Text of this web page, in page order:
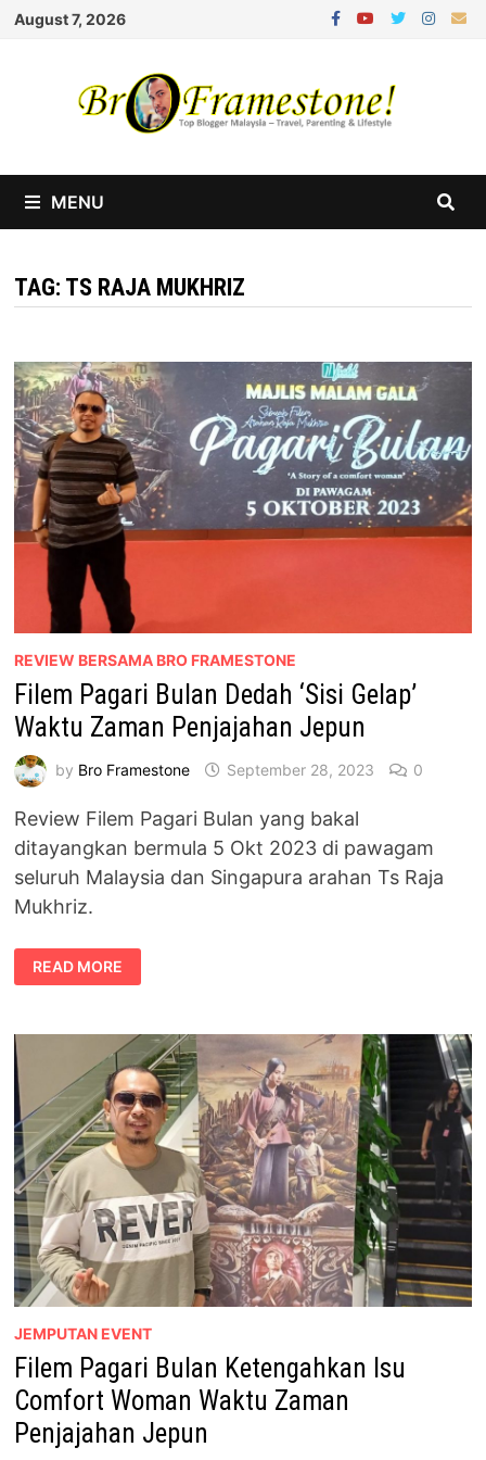
Skip
August 7, 2026
MENU
TAG: TS RAJA MUKHRIZ
REVIEW BERSAMA BRO FRAMESTONE
Filem Pagari Bulan Dedah ‘Sisi Gelap’
Waktu Zaman Penjajahan Jepun
by Bro Framestone September 28, 2023 0
Review Filem Pagari Bulan yang bakal
ditayangkan bermula 5 Okt 2023 di pawagam
seluruh Malaysia dan Singapura arahan Ts Raja
Mukhriz.
FILEM
PAGARI
BULAN
GELAP’
PENJAJAHAN
JEPUN
READ MORE
JEMPUTAN EVENT
Filem Pagari Bulan Ketengahkan Isu
Comfort Woman Waktu Zaman
Penjajahan Jepun